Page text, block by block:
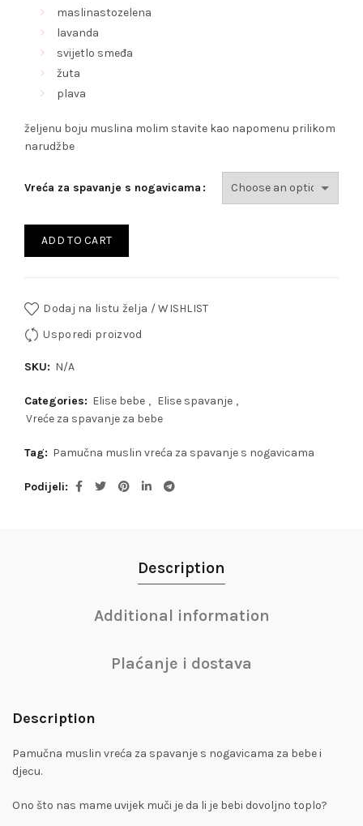
maslinastozelena
lavanda
svijetlo smeđa
žuta
plava
željenu boju muslina molim stavite kao napomenu prilikom
narudžbe
Vreća za spavanje s nogavicama
ADD TO CART
Dodaj na listu želja / WISHLIST
Usporedi proizvod
SKU: N/A
Categories: Elise bebe , Elise spavanje ,
Vreće za spavanje za bebe
Tag: Pamučna muslin vreća za spavanje s nogavicama
Podijeli
Description
Additional information
Plaćanje i dostava
Description
Pamučna muslin vreća za spavanje s nogavicama za bebe i
djecu.
Ono što nas mame uvijek muči je da li je bebi dovoljno toplo?